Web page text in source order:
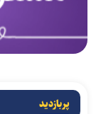
پربازدید